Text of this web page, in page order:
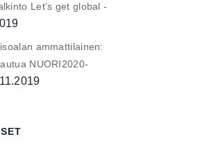
Let’s get global -
ammattilainen:
NUORI2020-